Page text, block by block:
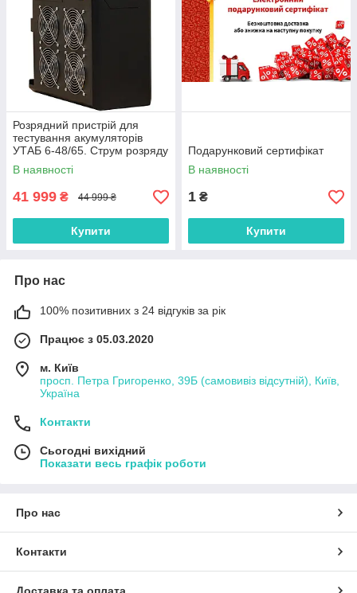
Розрядний пристрій для
тестування акумуляторів
УТАБ 6-48/65. Струм розряду
- до 65 Ампер.
В наявності
41 999 ₴ 44 999 ₴
Купити
Подарунковий сертифікат
В наявності
1 ₴
Купити
Про нас
100% позитивних з 24 відгуків за рік
Працює з 05.03.2020
м. Київ
просп. Петра Григоренко, 39Б (самовивіз відсутній), Київ,
Україна
Контакти
Сьогодні вихідний
Показати весь графік роботи
Про нас
Контакти